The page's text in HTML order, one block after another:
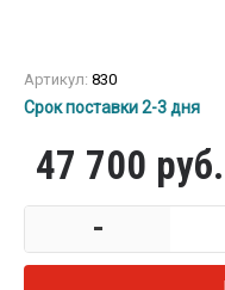
Артикул: 830
Срок поставки 2-3 дня
47 700 руб.
-